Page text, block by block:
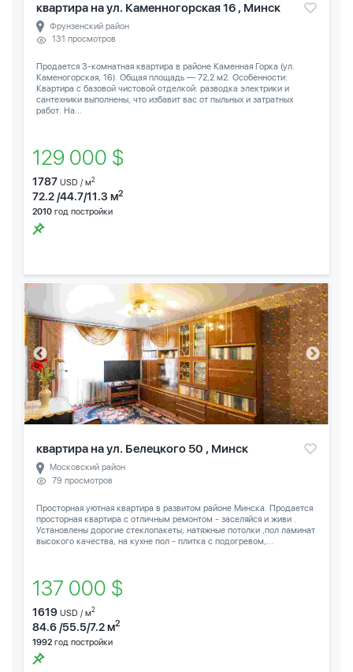
квартира на ул. Каменногорская 16 , Минск
Фрунзенский район
131 просмотров
Продается 3-комнатная квартира в районе Каменная Горка (ул.
Каменогорская, 16). Общая площадь — 72,2 м2. Особенности:
Квартира с базовой чистовой отделкой: разводка электрики и
сантехники выполнены, что избавит вас от пыльных и затратных
работ. На...
129 000 $
1787 USD / м2
72.2 /44.7/11.3 м2
2010 год постройки
квартира на ул. Белецкого 50 , Минск
Московский район
79 просмотров
Просторная уютная квартира в развитом районе Минска. Продается
просторная квартира с отличным ремонтом - заселяйся и живи .
Установлены дорогие стеклопакеты, натяжные потолки ,пол ламинат
высокого качества, на кухне пол - плитка с подогревом,...
137 000 $
1619 USD / м2
84.6 /55.5/7.2 м2
1992 год постройки